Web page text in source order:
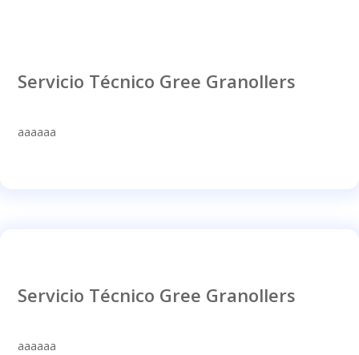
Servicio Técnico Gree Granollers
aaaaaa
Servicio Técnico Gree Granollers
aaaaaa